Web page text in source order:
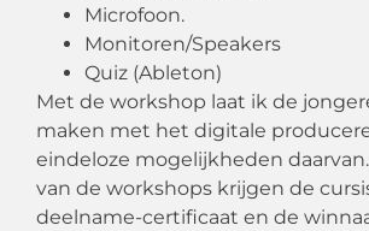
Microfoon.
Monitoren/Speakers
Quiz (Ableton)
Met de workshop laat ik de
maken met het digitale
eindeloze mogelijkheden
van de workshops krijgen de
deelname-certificaat en de